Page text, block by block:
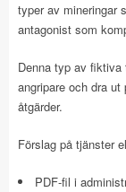
typer av mineringar
antagonist som
Denna typ av
angripare och dra
åtgärder.
Förslag på tjänster
PDF-fil i